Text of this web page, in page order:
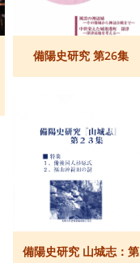
備陽史研究 第26集
備陽史研究 山城志：第